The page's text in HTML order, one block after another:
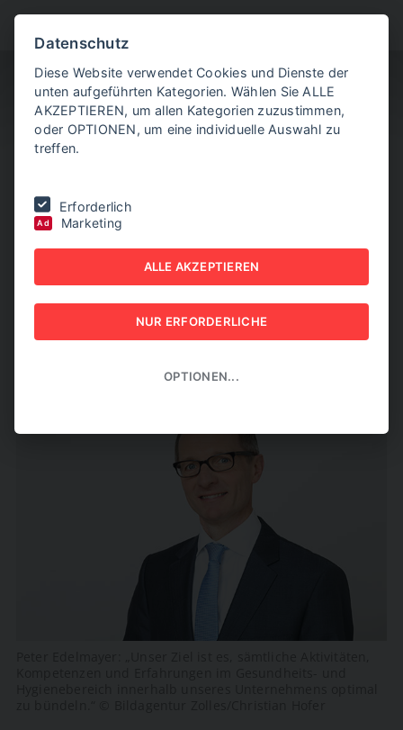
MANAGEMENT-GUIDE 2021
EINE IDEALE
ERGÄNZUNG
NEW BUSINESS GUIDES - FACILITY MANAGEMENT-
GUIDE 2021
Datenschutz
Diese Website verwendet Cookies und Dienste der
unten aufgeführten Kategorien. Wählen Sie ALLE
AKZEPTIEREN, um allen Kategorien zuzustimmen,
oder OPTIONEN, um eine individuelle Auswahl zu
treffen.
Erforderlich
Ad Marketing
ALLE AKZEPTIEREN
NUR ERFORDERLICHE
OPTIONEN...